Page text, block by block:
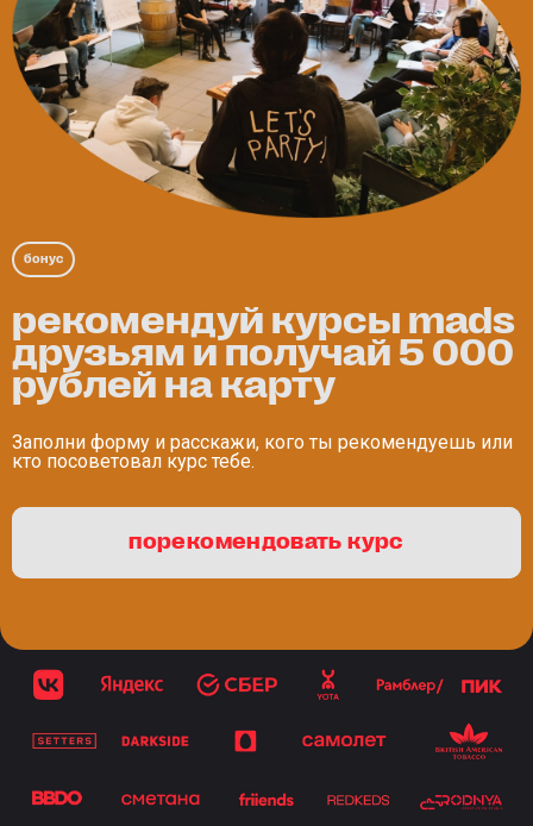
бонус
рекомендуй курсы mads
друзьям и получай 5 000
рублей на карту
Заполни форму и расскажи, кого ты рекомендуешь или
кто посоветовал курс тебе.
порекомендовать курс